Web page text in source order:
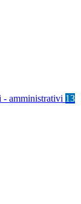
- amministrativi 13